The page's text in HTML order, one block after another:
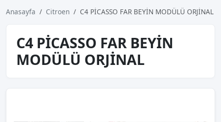
Anasayfa Citroen C4 PİCASSO FAR BEYİN MODÜLÜ ORJİNAL
C4 PİCASSO FAR BEYİN
MODÜLÜ ORJİNAL